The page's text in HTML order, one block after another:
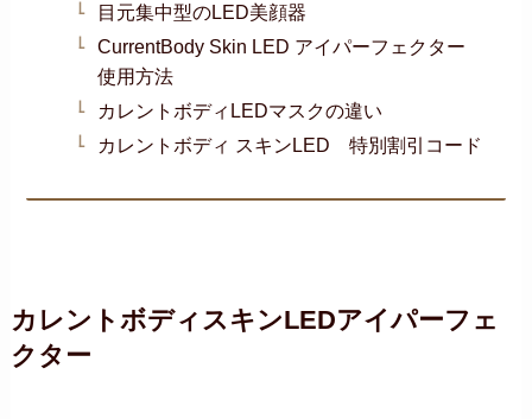
目元集中型のLED美顔器
CurrentBody Skin LED アイパーフェクター
使用方法
カレントボディLEDマスクの違い
カレントボディ スキンLED 特別割引コード
カレントボディスキンLEDアイパーフェ
クター